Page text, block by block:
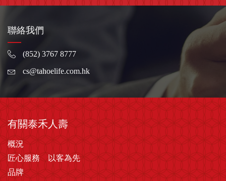
聯絡我們
(852) 3767 8777
cs@tahoelife.com.hk
有關泰禾人壽
概況
匠心服務 以客為先
品牌